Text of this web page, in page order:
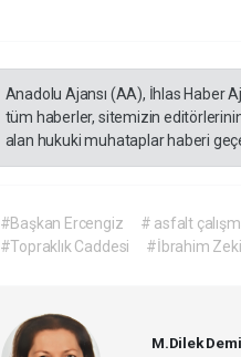
Anadolu Ajansı (AA), İhlas Haber
tüm haberler, sitemizin
alan hukuki muhataplar haberi
#Başkan Ercengiz # asfalt
#Topraklık Caddesi
#İbrahim
M.Dilek